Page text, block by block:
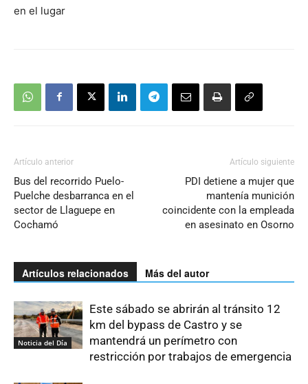
en el lugar
Artículo anterior
Bus del recorrido Puelo-
Puelche desbarranca en el
sector de Llaguepe en
Cochamó
Artículo siguiente
PDI detiene a mujer que
mantenía munición
coincidente con la empleada
en asesinato en Osorno
Artículos relacionados Más del autor
Noticia del Día
Este sábado se abrirán al tránsito 12
km del bypass de Castro y se
mantendrá un perímetro con
restricción por trabajos de emergencia